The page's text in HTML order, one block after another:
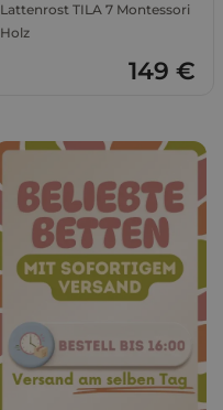
Lattenrost TILA 7 Montessori
Holz
149 €